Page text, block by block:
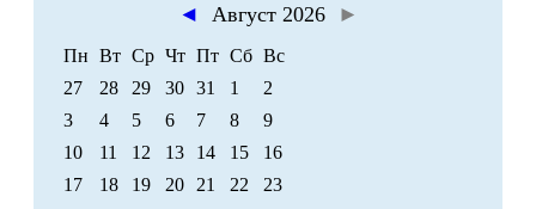
◄
Август 2026 ►
Пн Вт Ср Чт Пт Сб Вс
27
28 29 30 31 1
2
3
4 5 6 7 8
9
10
11 12 13 14 15
16
17
18 19 20 21 22
23